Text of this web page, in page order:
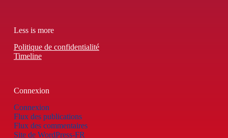
Less is more
Politique de confidentialité
Timeline
Connexion
Connexion
Flux des publications
Flux des commentaires
Site de WordPress-FR